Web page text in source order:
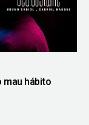
mau hábito